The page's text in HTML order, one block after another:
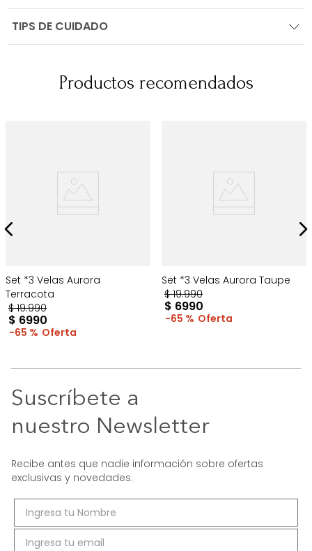
TIPS DE CUIDADO
Productos recomendados
Set *3 Velas Aurora
Terracota
$ 19.990
$ 6990
65 %
Set *3 Velas Aurora Taupe
$ 19.990
$ 6990
65 %
Suscríbete a
nuestro Newsletter
Recibe antes que nadie información sobre ofertas
exclusivas y novedades.